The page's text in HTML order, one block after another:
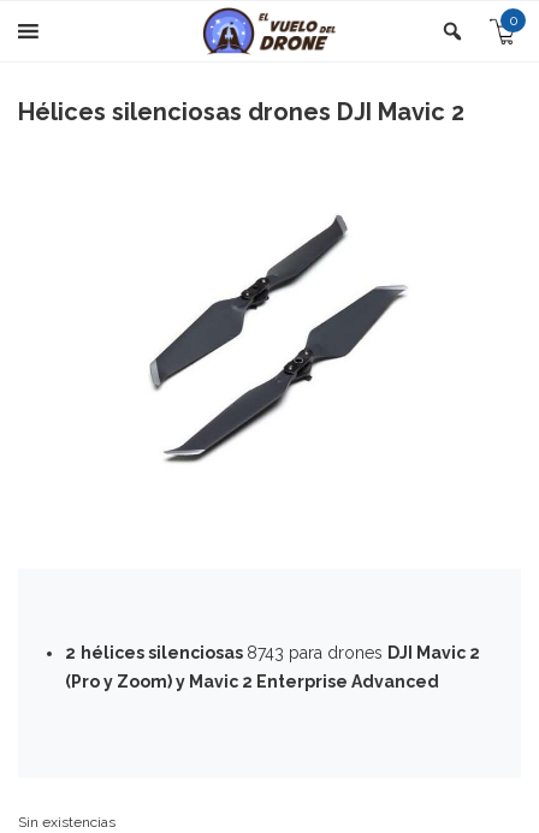
0
Hélices silenciosas drones DJI Mavic 2
2 hélices silenciosas 8743 para drones DJI Mavic 2
(Pro y Zoom) y Mavic 2 Enterprise Advanced
Sin existencias